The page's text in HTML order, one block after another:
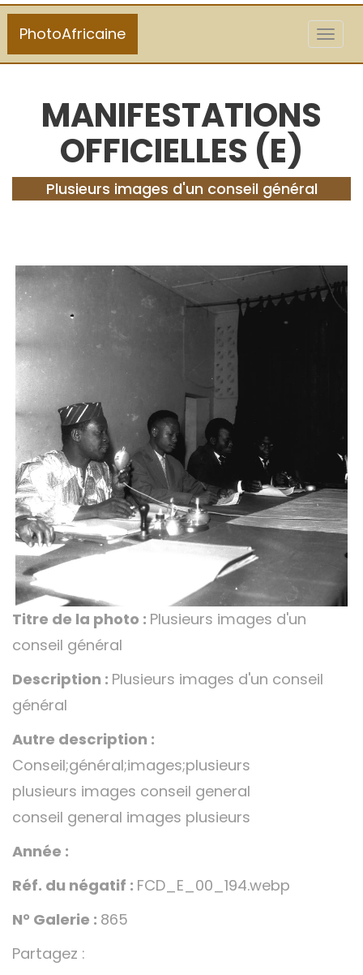
PhotoAfricaine
MANIFESTATIONS
OFFICIELLES (E)
Plusieurs images d'un conseil général
Titre de la photo : Plusieurs images d'un
conseil général
Description : Plusieurs images d'un conseil
général
Autre description :
Conseil;général;images;plusieurs
plusieurs images conseil general
conseil general images plusieurs
Année :
Réf. du négatif : FCD_E_00_194.webp
N° Galerie : 865
Partagez :